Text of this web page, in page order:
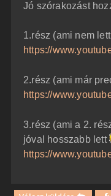
Jó szórakozást
1.rész (ami nem
https://
2.rész (ami már
https://
3.rész (ami a 2.
jóval hosszabb lett
https://